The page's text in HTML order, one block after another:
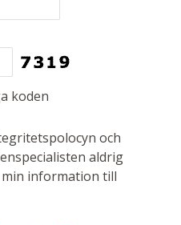
koden
och
aldrig
information till